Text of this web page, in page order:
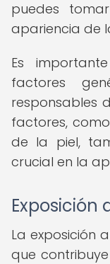
puedes
apariencia de
Es
factores
responsables
factores,
de la piel,
crucial en la
Exposición
La exposición
que